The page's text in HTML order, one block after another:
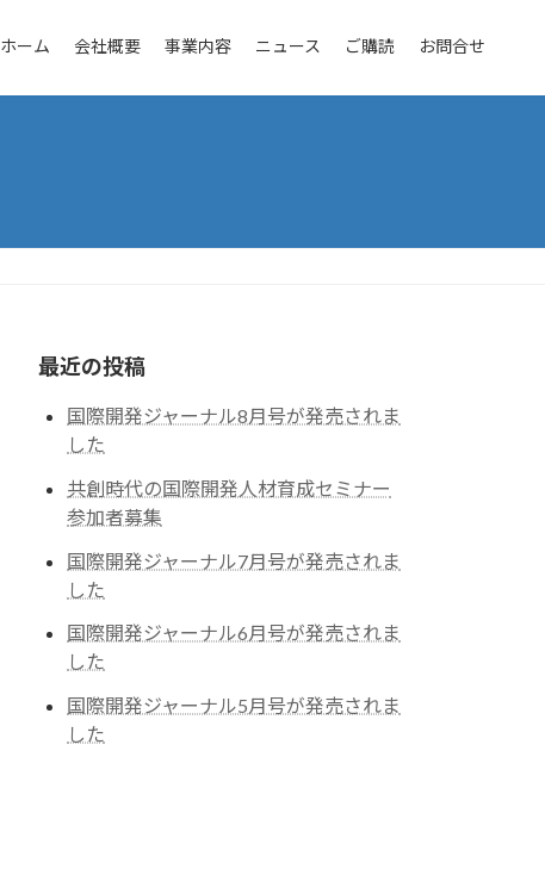
ホーム 会社概要 事業内容 ニュース ご購読 お問合せ
最近の投稿
国際開発ジャーナル8月号が発売されま
した
共創時代の国際開発人材育成セミナー
参加者募集
国際開発ジャーナル7月号が発売されま
した
国際開発ジャーナル6月号が発売されま
した
国際開発ジャーナル5月号が発売されま
した